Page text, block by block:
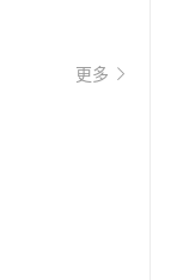
更多